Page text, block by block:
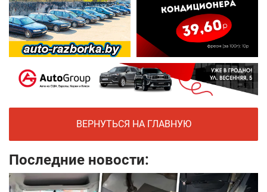
ВЕРНУТЬСЯ НА ГЛАВНУЮ
Последние новости: